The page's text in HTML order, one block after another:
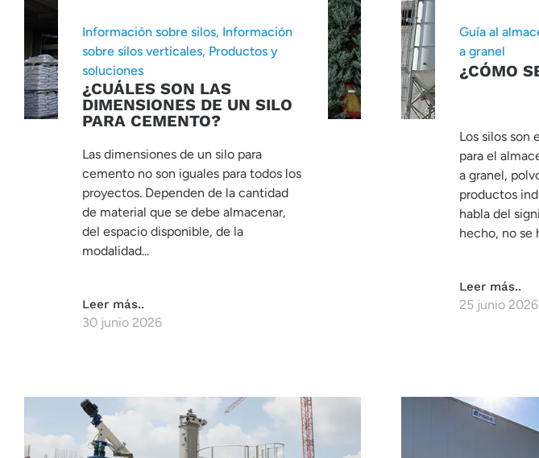
Información sobre silos, Información
sobre silos verticales, Productos y
soluciones
¿CUÁLES SON LAS
DIMENSIONES DE UN SILO
PARA CEMENTO?
Las dimensiones de un silo para
cemento no son iguales para todos los
proyectos. Dependen de la cantidad
de material que se debe almacenar,
del espacio disponible, de la
modalidad...
Leer más..
30 junio 2026
Guía al
a granel
¿CÓMO
Los silos son
para el
a granel,
productos
habla del
hecho, no se
Leer más..
25 junio 2026